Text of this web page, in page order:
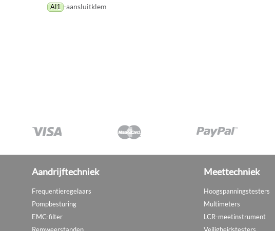
AI1 -aansluitklem
Aandrijftechniek
Frequentieregelaars
Pompbesturing
EMC-filter
Meettechniek
Hoogspanningstesters
Multimeters
LCR-meetinstrument